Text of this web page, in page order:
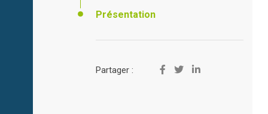
Présentation
Partager :